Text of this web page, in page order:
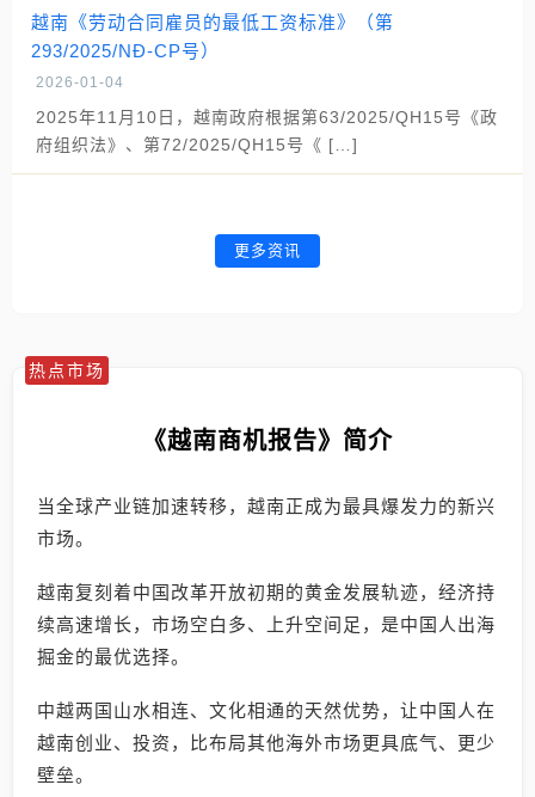
越南《劳动合同雇员的最低工资标准》（第
293/2025/NĐ-CP号）
2026-01-04
2025年11月10日，越南政府根据第63/2025/QH15号《政
府组织法》、第72/2025/QH15号《 […]
更多资讯
热点市场
《越南商机报告》简介
当全球产业链加速转移，越南正成为最具爆发力的新兴
市场。
越南复刻着中国改革开放初期的黄金发展轨迹，经济持
续高速增长，市场空白多、上升空间足，是中国人出海
掘金的最优选择。
中越两国山水相连、文化相通的天然优势，让中国人在
越南创业、投资，比布局其他海外市场更具底气、更少
壁垒。